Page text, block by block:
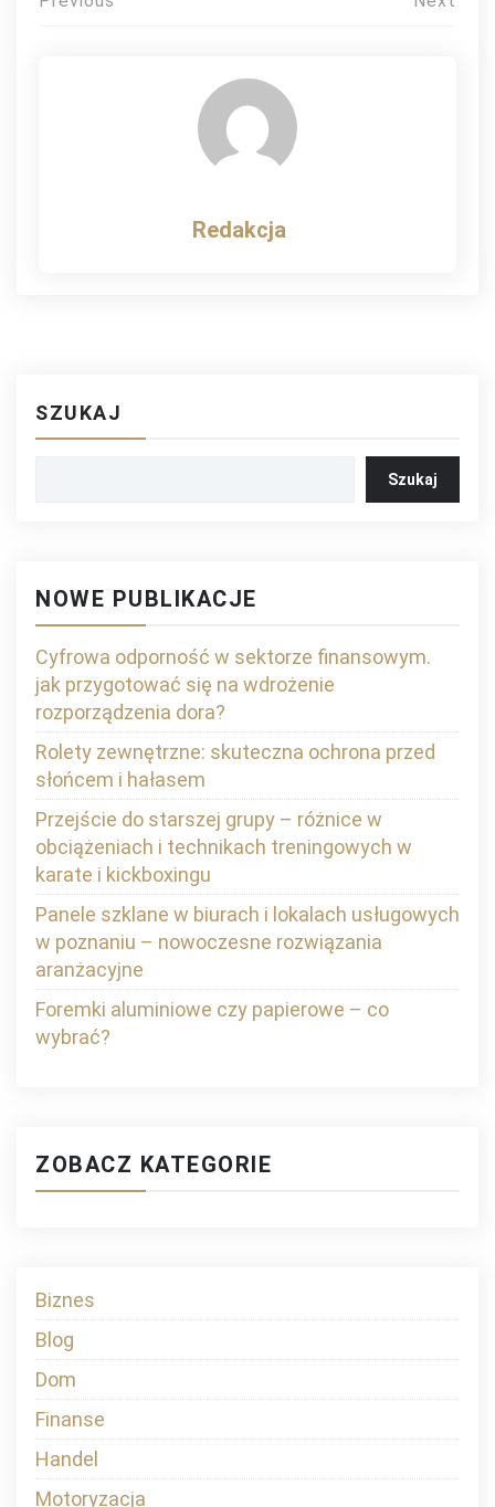
Redakcja
SZUKAJ
Szukaj
NOWE PUBLIKACJE
Cyfrowa odporność w sektorze finansowym.
jak przygotować się na wdrożenie
rozporządzenia dora?
Rolety zewnętrzne: skuteczna ochrona przed
słońcem i hałasem
Przejście do starszej grupy – różnice w
obciążeniach i technikach treningowych w
karate i kickboxingu
Panele szklane w biurach i lokalach usługowych
w poznaniu – nowoczesne rozwiązania
aranżacyjne
Foremki aluminiowe czy papierowe – co
wybrać?
ZOBACZ KATEGORIE
Biznes
Blog
Dom
Finanse
Handel
Motoryzacja